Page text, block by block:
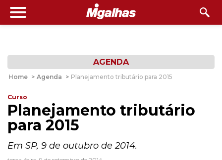
AGENDA
Home > Agenda > Planejamento tributário para 2015
Curso
Planejamento tributário
para 2015
Em SP, 9 de outubro de 2014.